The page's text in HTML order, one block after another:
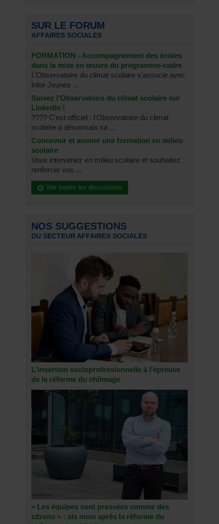
SUR LE FORUM
AFFAIRES SOCIALES
FORMATION - Accompagnement des écoles
dans la mise en œuvre du programme-cadre
L’Observatoire du climat scolaire s’associe avec
Infor Jeunes ...
Suivez l'Observatoire du climat scolaire sur
LinkedIn !
???? C'est officiel : l'Observatoire du climat
scolaire a désormais sa ...
Concevoir et animer une formation en milieu
scolaire
Vous intervenez en milieu scolaire et souhaitez
renforcer vos ...
Voir toutes les discussions
NOS SUGGESTIONS
DU SECTEUR AFFAIRES SOCIALES
L'insertion socioprofessionnelle à l'épreuve
de la réforme du chômage
« Les équipes sont pressées comme des
citrons » : six mois après la réforme du